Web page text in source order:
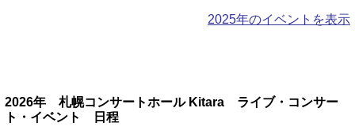
2025年のイベントを表示
2026年 札幌コンサートホール Kitara ライブ・コンサー
ト・イベント 日程